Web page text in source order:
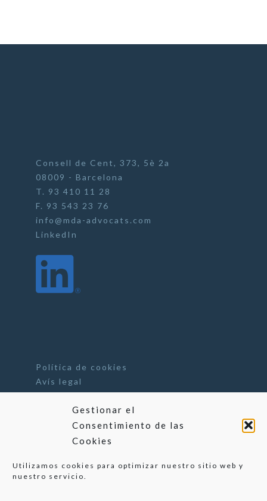
Gestionar el
Consentimiento de las
Cookies
Utilizamos cookies para optimizar nuestro sitio web y
nuestro servicio.
Consell de Cent, 373, 5è 2a
08009 - Barcelona
T. 93 410 11 28
F. 93 543 23 76
info@mda-advocats.com
LinkedIn
Política de cookies
Avís legal